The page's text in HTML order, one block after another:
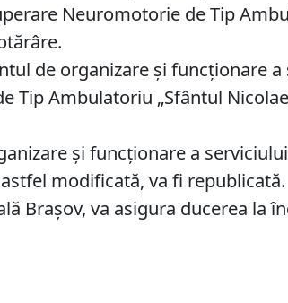
Neuromotorie de Tip
de organizare şi funcţionare
Tip Ambulatoriu „Sfântul
şi funcţionare a
modificată, va fi republicată.
Brașov, va asigura ducerea la